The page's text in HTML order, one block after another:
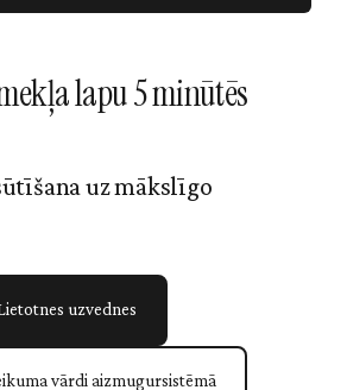
lapu 5 minūtēs
uz mākslīgo
uzvednes
vārdi aizmugursistēmā